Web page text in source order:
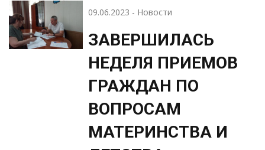
09.06.2023 - Новости
ЗАВЕРШИЛАСЬ
НЕДЕЛЯ ПРИЕМОВ
ГРАЖДАН ПО
ВОПРОСАМ
МАТЕРИНСТВА И